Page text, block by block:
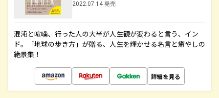
2022.07.14 発売
混沌と喧噪、行った人の大半が人生観が変わると言う、イン
ド。「地球の歩き方」が贈る、人生を輝かせる名言と癒やしの
絶景集！
詳細を見る